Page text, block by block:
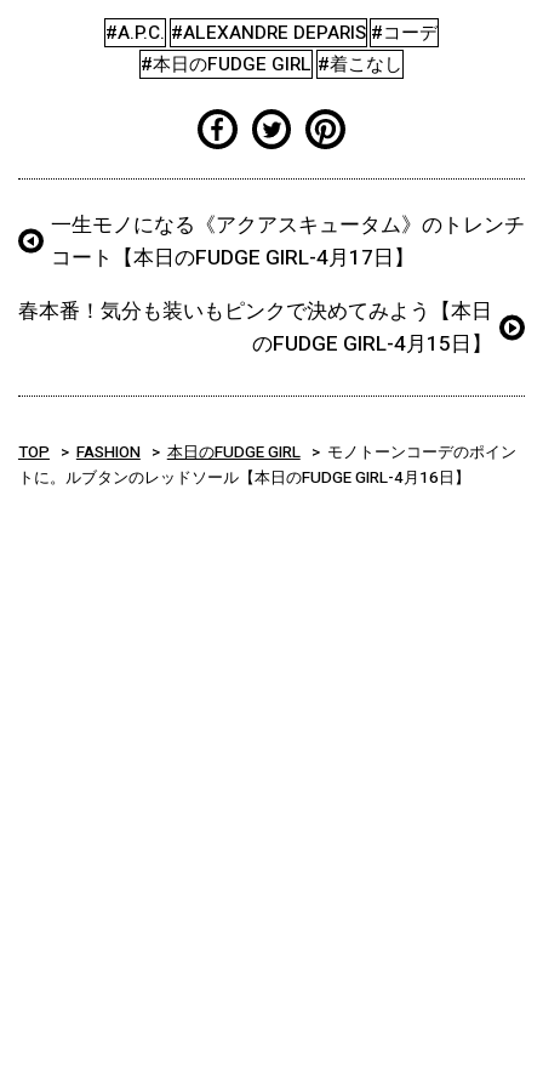
#A.P.C. #ALEXANDRE DEPARIS #コーデ
#本日のFUDGE GIRL #着こなし
一生モノになる《アクアスキュータム》のトレンチ
コート【本日のFUDGE GIRL-4月17日】
春本番！気分も装いもピンクで決めてみよう【本日
のFUDGE GIRL-4月15日】
TOP FASHION 本日のFUDGE GIRL
モノトーンコーデのポイン
トに。ルブタンのレッドソール【本日のFUDGE GIRL-4月16日】